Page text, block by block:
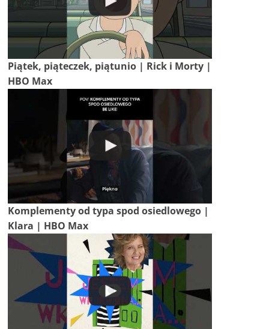
Piątek, piąteczek, piątunio | Rick i Morty |
HBO Max
Komplementy od typa spod osiedlowego |
Klara | HBO Max